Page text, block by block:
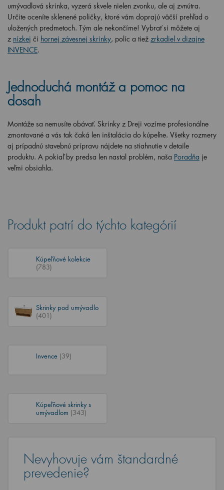
umývadlová skrinka, vyzerá skvele nielen zvonku, ale aj zvnútra.
Určite oceníte sklenené poličky, ktoré vám doprajú väčší prehľad o
uložených predmetoch. Tým ale nekončíme! Vybrať si môžete aj
z nízkej či hornej závesnej skrinky, políc a tiež zrkadiel v dizajne
INVENCE.
Jednoduchá montáž a pomoc na
dosah
Montáže sa nemusíte obávať. Skrinky z Dreji vozíme profesionálne
zmontované a vás tak čaká len inštalácia do kúpeľne. Všetky rozmery
aj prípadnú stavebnú prípravu nájdete na stiahnutie v detaile
produktu. A pokiaľ by predsa len nastal problém, naša Poradňa je
veľmi obsiahla.
Produkt patrí do týchto kategórií
Kúpeľňové kolekcie
(783)
Skrinky pod umývadlo
(401)
Invence (39)
Kúpeľňové skrinky s
umývadlom (343)
Nevyhovuje vám štandardné
prevedenie?